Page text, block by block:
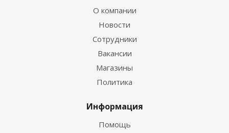
О компании
Новости
Сотрудники
Вакансии
Магазины
Политика
Информация
Помощь